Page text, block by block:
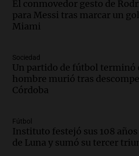
Audio.Ley de Propiedad
en el Congreso expuso
comunicacional del
Episodios
Audio.Casabindo se
celebración única: 30.000
tradicional Toreo de la
Audio.Borges, abogada
"Tres hombres se lo
hacerle preguntas y
El conmovedor gesto de
para Messi tras marcar un
Miami
Sociedad
Un partido de fútbol terminó
hombre murió tras
Córdoba
Fútbol
Instituto festejó sus 108
de Luna y sumó su tercer